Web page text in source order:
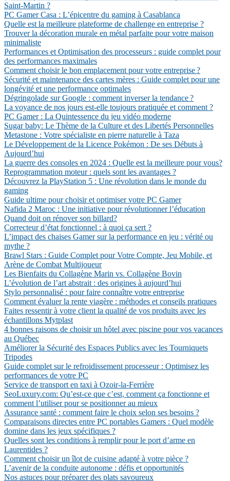
Saint-Martin ?
PC Gamer Casa : L’épicentre du gaming à Casablanca
Quelle est la meilleure plateforme de challenge en entreprise ?
Trouver la décoration murale en métal parfaite pour votre maison
minimaliste
Performances et Optimisation des processeurs : guide complet pour
des performances maximales
Comment choisir le bon emplacement pour votre entreprise ?
Sécurité et maintenance des cartes mères : Guide complet pour une
longévité et une performance optimales
Dégringolade sur Google : comment inverser la tendance ?
La voyance de nos jours est-elle toujours pratiquée et comment ?
PC Gamer : La Quintessence du jeu vidéo moderne
Sugar baby: Le Thème de la Culture et des Libertés Personnelles
Metastone : Votre spécialiste en pierre naturelle à Taza
Le Développement de la Licence Pokémon : De ses Débuts à
Aujourd’hui
La guerre des consoles en 2024 : Quelle est la meilleure pour vous?
Reprogrammation moteur : quels sont les avantages ?
Découvrez la PlayStation 5 : Une révolution dans le monde du
gaming
Guide ultime pour choisir et optimiser votre PC Gamer
Nafida 2 Maroc : Une initiative pour révolutionner l’éducation
Quand doit on rénover son billard?
Correcteur d’état fonctionnel : à quoi ça sert ?
L’impact des chaises Gamer sur la performance en jeu : vérité ou
mythe ?
Brawl Stars : Guide Complet pour Votre Compte, Jeu Mobile, et
Arène de Combat Multijoueur
Les Bienfaits du Collagène Marin vs. Collagène Bovin
L’évolution de l’art abstrait : des origines à aujourd’hui
Stylo personnalisé : pour faire connaître votre entreprise
Comment évaluer la rente viagère : méthodes et conseils pratiques
Faites ressentir à votre client la qualité de vos produits avec les
échantillons Mytplast
4 bonnes raisons de choisir un hôtel avec piscine pour vos vacances
au Québec
Améliorer la Sécurité des Espaces Publics avec les Tourniquets
Tripodes
Guide complet sur le refroidissement processeur : Optimisez les
performances de votre PC
Service de transport en taxi à Ozoir-la-Ferrière
SeoLuxury.com: Qu’est-ce que c’est, comment ça fonctionne et
comment l’utiliser pour se positionner au mieux
Assurance santé : comment faire le choix selon ses besoins ?
Comparaisons directes entre PC portables Gamers : Quel modèle
domine dans les jeux spécifiques ?
Quelles sont les conditions à remplir pour le port d’arme en
Laurentides ?
Comment choisir un îlot de cuisine adapté à votre pièce ?
L’avenir de la conduite autonome : défis et opportunités
Nos astuces pour préparer des plats savoureux